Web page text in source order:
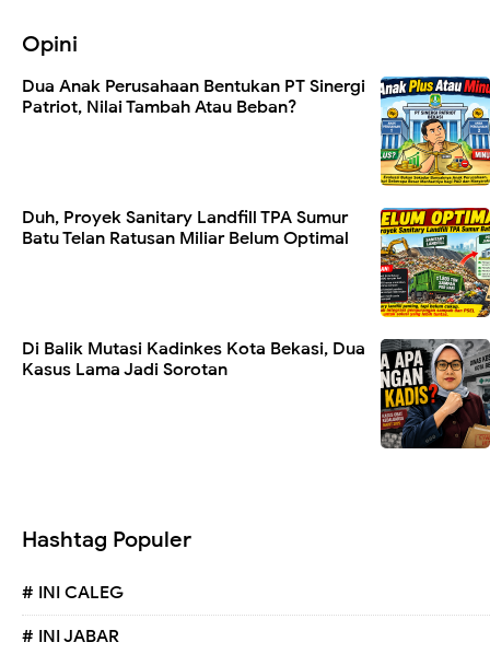
Opini
Dua Anak Perusahaan Bentukan PT Sinergi
Patriot, Nilai Tambah Atau Beban?
Duh, Proyek Sanitary Landfill TPA Sumur
Batu Telan Ratusan Miliar Belum Optimal
Di Balik Mutasi Kadinkes Kota Bekasi, Dua
Kasus Lama Jadi Sorotan
Hashtag Populer
# INI CALEG
# INI JABAR